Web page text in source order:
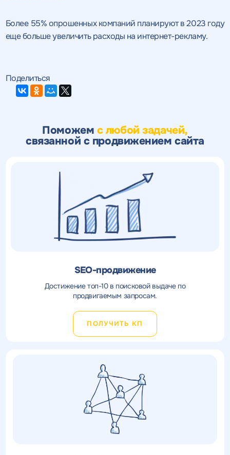
Более 55% опрошенных компаний планируют в 2023 году
еще больше увеличить расходы на интернет-рекламу.
Поделиться
Поможем с любой задачей,
связанной с продвижением сайта
SEO-продвижение
Достижение топ-10 в поисковой выдаче по
продвигаемым запросам.
ПОЛУЧИТЬ КП
Получить